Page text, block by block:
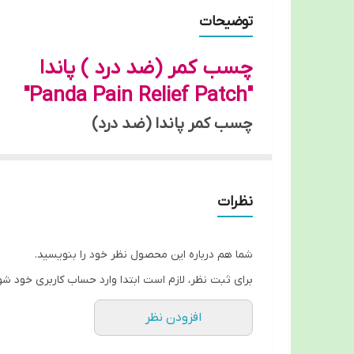
توضیحات
چسب کمر (ضد درد ) پاندا
"Panda Pain Relief Patch"
چسب کمر پاندا (ضد درد)
تسکین درد آرتروز
تسکین دردهای عضلانی و اسکلتی
مناسب برای ورزشکاران
ترکیبات:
نظرات
شما هم درباره این محصول نظر خود را بنویسید.
برای ثبت نظر، لازم است ابتدا وارد حساب کاربری خود
افزودن نظر